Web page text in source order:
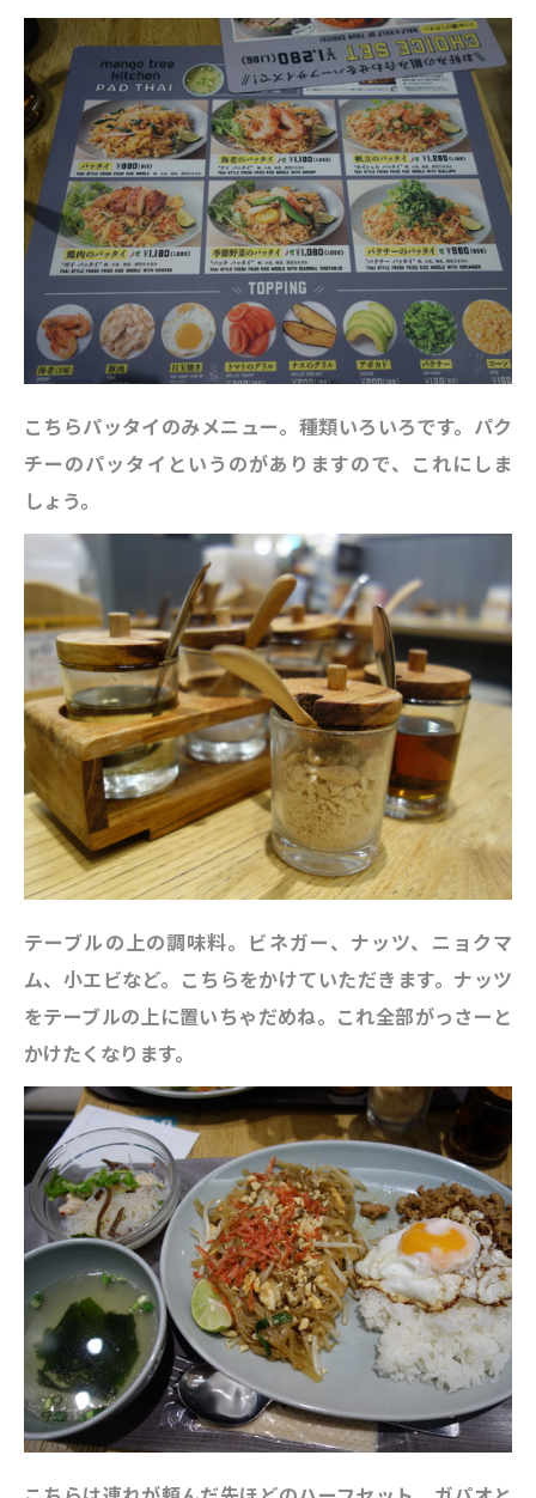
こちらパッタイのみメニュー。種類いろいろです。パク
チーのパッタイというのがありますので、これにしま
しょう。
テーブルの上の調味料。ビネガー、ナッツ、ニョクマ
ム、小エビなど。こちらをかけていただきます。ナッツ
をテーブルの上に置いちゃだめね。これ全部がっさーと
かけたくなります。